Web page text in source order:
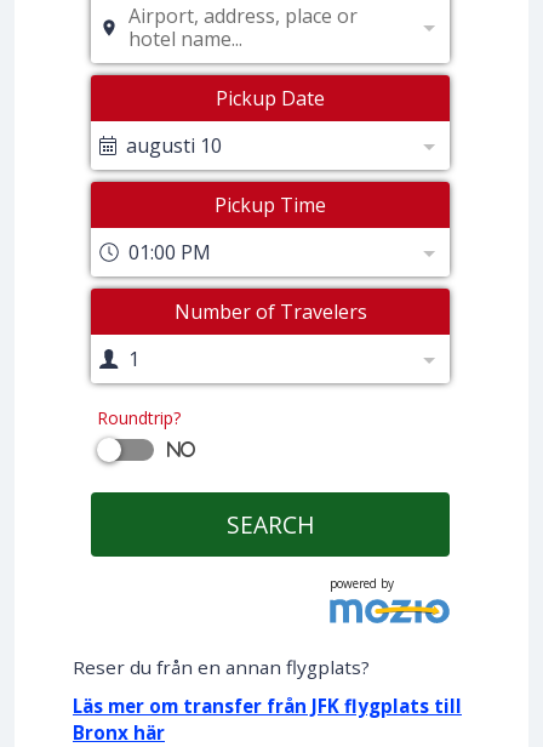
Airport, address, place or
hotel name...
Pickup Date
augusti 10
Pickup Time
01:00 PM
Number of Travelers
1
Roundtrip?
No
SEARCH
powered by
Reser du från en annan flygplats?
Läs mer om transfer från JFK flygplats till
Bronx här